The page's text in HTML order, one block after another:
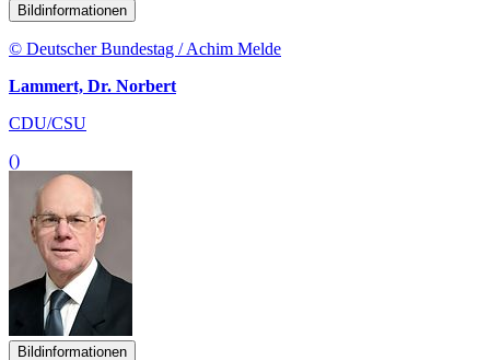
Bildinformationen
© Deutscher Bundestag / Achim Melde
Lammert, Dr. Norbert
CDU/CSU
()
Bildinformationen